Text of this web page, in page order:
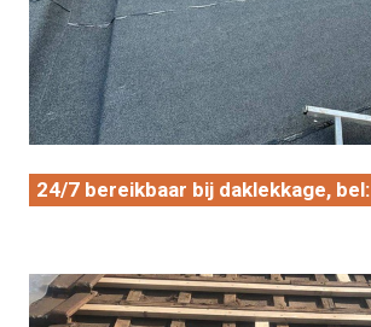
24/7 bereikbaar bij daklekkage, bel: